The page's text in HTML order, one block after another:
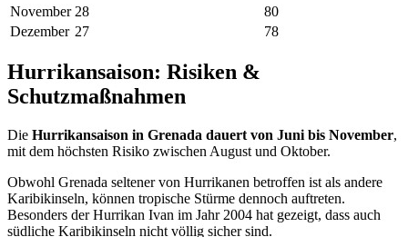
November 28
80
Dezember 27 78
Hurrikansaison: Risiken &
Schutzmaßnahmen
Die Hurrikansaison in Grenada dauert von Juni bis November,
mit dem höchsten Risiko zwischen August und Oktober.
Obwohl Grenada seltener von Hurrikanen betroffen ist als andere
Karibikinseln, können tropische Stürme dennoch auftreten.
Besonders der Hurrikan Ivan im Jahr 2004 hat gezeigt, dass auch
südliche Karibikinseln nicht völlig sicher sind.